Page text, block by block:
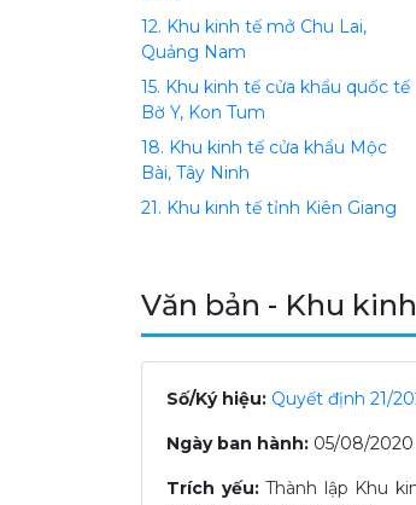
12. Khu kinh tế mở Chu Lai,
Quảng Nam
15. Khu kinh tế cửa khẩu quốc tế
Bờ Y, Kon Tum
18. Khu kinh tế cửa khẩu Mộc
Bài, Tây Ninh
21. Khu kinh tế tỉnh Kiên Giang
Văn bản - Khu
Số/Ký hiệu: Quyết định 21/
Ngày ban hành: 05/08/2020
Trích yếu: Thành lập Khu